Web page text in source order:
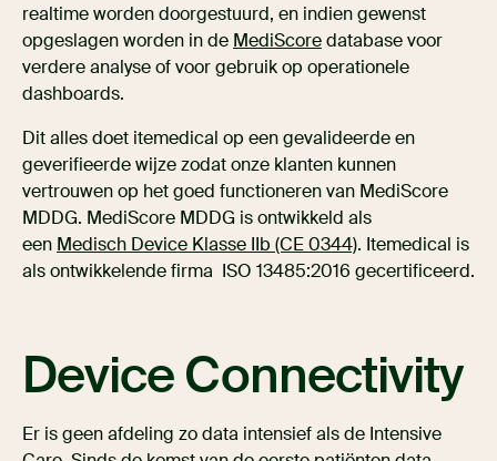
realtime worden doorgestuurd, en indien gewenst
opgeslagen worden in de MediScoredatabase voor
verdere analyse of voor gebruik op operationele
dashboards.
Dit alles doet itemedical op een gevalideerde en
geverifieerde wijze zodat onze klanten kunnen
vertrouwen op het goed functioneren van MediScore
MDDG. MediScore MDDG is ontwikkeld als
een Medisch Device Klasse IIb (CE 0344). Itemedical is
als ontwikkelende firma ISO 13485:2016 gecertificeerd.
Device Connectivity
Er is geen afdeling zo data intensief als de Intensive